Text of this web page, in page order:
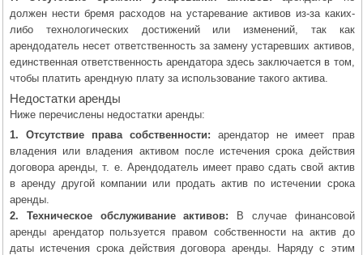
должен нести бремя расходов на устаревание активов из-за каких-
либо технологических достижений или изменений, так как
арендодатель несет ответственность за замену устаревших активов,
единственная ответственность арендатора здесь заключается в том,
чтобы платить арендную плату за использование такого актива.
Недостатки аренды
Ниже перечислены недостатки аренды:
1. Отсутствие права собственности: арендатор не имеет прав
владения или владения активом после истечения срока действия
договора аренды, т. е. Арендодатель имеет право сдать свой актив
в аренду другой компании или продать актив по истечении срока
аренды.
2. Техническое обслуживание активов: В случае финансовой
аренды арендатор пользуется правом собственности на актив до
даты истечения срока действия договора аренды. Наряду с этим